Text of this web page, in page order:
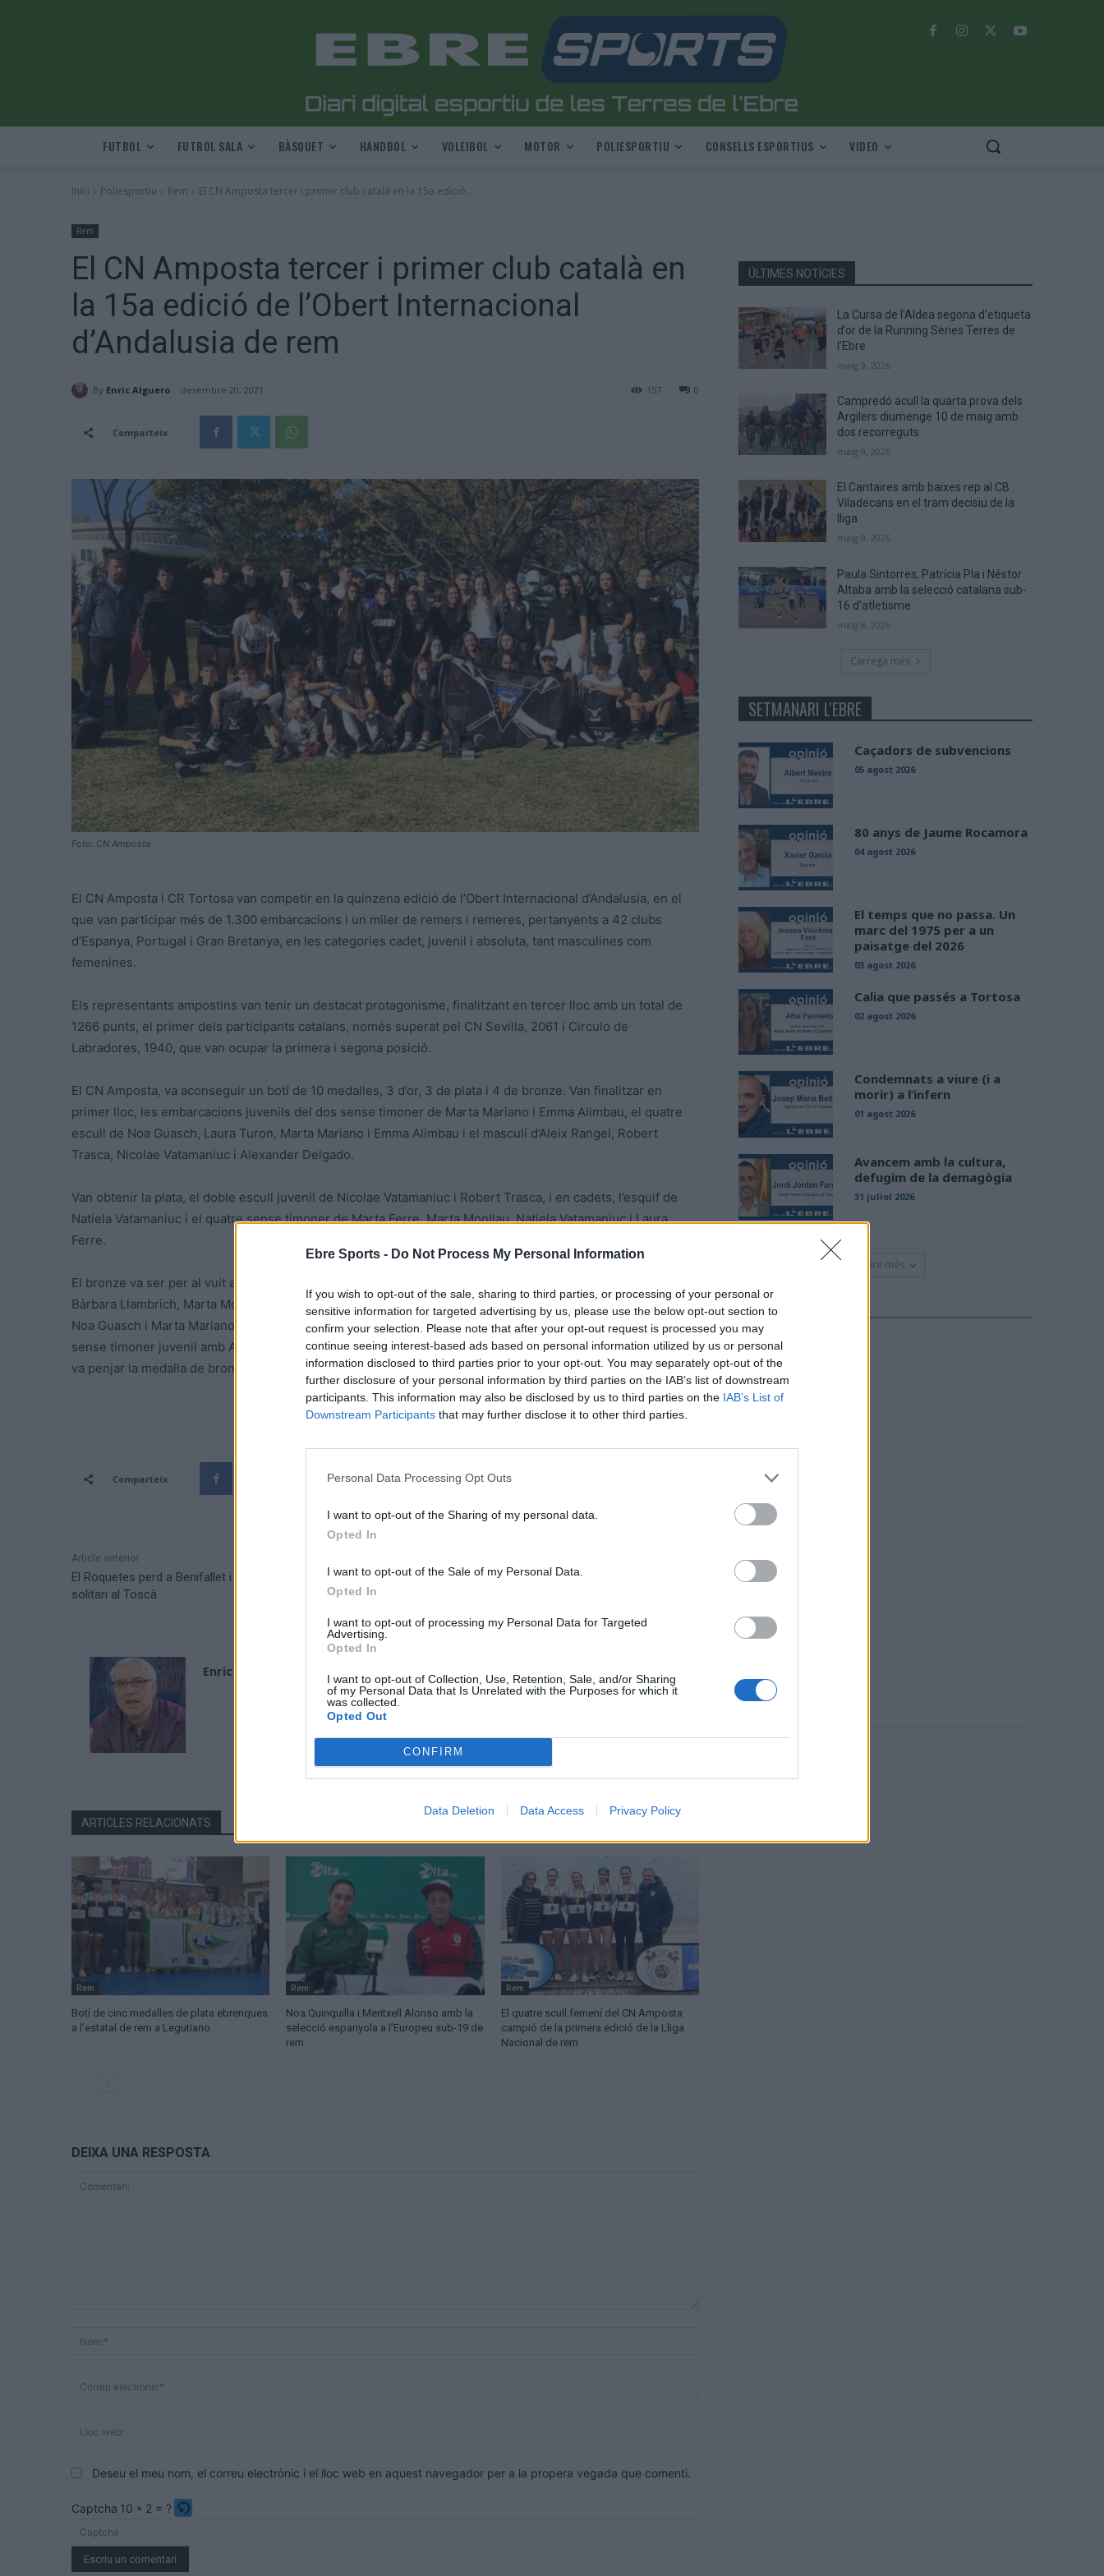
Ebre Sports - Do Not Process My Personal Information
If you wish to opt-out of the sale, sharing to third parties, or processing of your personal or
sensitive information for targeted advertising by us, please use the below opt-out section to
confirm your selection. Please note that after your opt-out request is processed you may
continue seeing interest-based ads based on personal information utilized by us or personal
information disclosed to third parties prior to your opt-out. You may separately opt-out of the
further disclosure of your personal information by third parties on the IAB’s list of downstream
participants. This information may also be disclosed by us to third parties on the IAB’s List of
Downstream Participants that may further disclose it to other third parties.
Personal Data Processing Opt Outs
I want to opt-out of the Sharing of my personal data.
Opted In
I want to opt-out of the Sale of my Personal Data.
Opted In
I want to opt-out of processing my Personal Data for Targeted
Advertising.
Opted In
I want to opt-out of Collection, Use, Retention, Sale, and/or Sharing
of my Personal Data that Is Unrelated with the Purposes for which it
was collected.
Opted Out
CONFIRM
Data Deletion Data Access Privacy Policy
FUTBOL FUTBOL SALA BÀSQUET HANDBOL VOLEIBOL MOTOR POLIESPORTIU CONSELLS ESPORTIUS VIDEO
Inici Poliesportiu Rem El CN Amposta tercer i primer club català en la 15a edició...
Rem
El CN Amposta tercer i primer club català en
la 15a edició de l’Obert Internacional
d’Andalusia de rem
By Enric Alguero desembre 20, 2021 0
157
Comparteix
Foto: CN Amposta
El CN Amposta i CR Tortosa van competir en la quinzena edició de l’Obert Internacional d’Andalusia, en el
que van participar més de 1.300 embarcacions i un miler de remers i remeres, pertanyents a 42 clubs
d’Espanya, Portugal i Gran Bretanya, en les categories cadet, juvenil i absoluta, tant masculines com
femenines.
Els representants ampostins van tenir un destacat protagonisme, finalitzant en tercer lloc amb un total de
1266 punts, el primer dels participants catalans, només superat pel CN Sevilla, 2061 i Circulo de
Labradores, 1940, que van ocupar la primera i segona posició.
El CN Amposta, va aconseguir un botí de 10 medalles, 3 d’or, 3 de plata i 4 de bronze. Van finalitzar en
primer lloc, les embarcacions juvenils del dos sense timoner de Marta Mariano i Emma Alimbau, el quatre
escull de Noa Guasch, Laura Turon, Marta Mariano i Emma Alimbau i el masculí d’Aleix Rangel, Robert
Trasca, Nicolae Vatamaniuc i Alexander Delgado.
Van obtenir la plata, el doble escull juvenil de Nicolae Vatamaniuc i Robert Trasca, i en cadets, l’esquif de
Natiela Vatamaniuc i el quatre sense timoner de Marta Ferre, Marta Monllau, Natiela Vatamaniuc i Laura
Ferre.
El bronze va ser per al vuit amb timoner cadet de Marta Ferré, Helena Sáez, Carla Martí, Laura Ferré,
Bàrbara Llambrich, Marta Monllau, Natiela Vatamaniuc, Irene Fornós i timoner, Alex Recio, el doble escull de
Noa Guasch i Marta Mariano, el dos sense timoner juvenil de Nicolae Vatamaniuc i Robert Trasca i el quatre
sense timoner juvenil amb Aleix Rangel, Robert Trasca, Nicolae Vatamaniuc i Alexander Delgado. També es
va penjar la medalla de bronze, en la regata d’esquif juvenil, Pau Simó del CR Tortosa.
Comparteix
Article anterior
El Roquetes perd a Benifallet i li deixa el primer lloc en
solitari al Toscà
Quatre medalles per als representants ebrencs al
Enric Alguero
ARTICLES RELACIONATS
Rem
Botí de cinc medalles de plata ebrenques
a l’estatal de rem a Legutiano
Rem
Noa Quinquilla i Meritxell Alonso amb la
selecció espanyola a l’Europeu sub-19 de
rem
Rem
El quatre scull femení del CN Amposta
campió de la primera edició de la Lliga
Nacional de rem
DEIXA UNA RESPOSTA
Deseu el meu nom, el correu electrònic i el lloc web en aquest navegador per a la propera vegada que comenti.
Captcha 10 * 2 = ?
Please
enter
ÚLTIMES NOTÍCIES
La Cursa de l’Aldea segona d’etiqueta
d’or de la Running Sèries Terres de
l’Ebre
maig 9, 2026
Campredó acull la quarta prova dels
Argilers diumenge 10 de maig amb
dos recorreguts
maig 9, 2026
El Cantaires amb baixes rep al CB
Viladecans en el tram decisiu de la
lliga
maig 9, 2026
Paula Sintorres, Patrícia Pla i Néstor
Altaba amb la selecció catalana sub-
16 d’atletisme
maig 8, 2026
Carrega més
SETMANARI L'EBRE
Caçadors de subvencions
05 agost 2026
80 anys de Jaume Rocamora
04 agost 2026
El temps que no passa. Un
marc del 1975 per a un
paisatge del 2026
03 agost 2026
Calia que passés a Tortosa
02 agost 2026
Condemnats a viure (i a
morir) a l’infern
01 agost 2026
Avancem amb la cultura,
defugim de la demagògia
31 juliol 2026
Veure més